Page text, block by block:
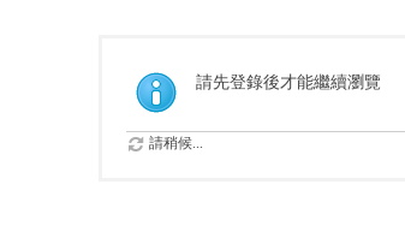
請先登錄後才能繼續瀏覽
請稍候...